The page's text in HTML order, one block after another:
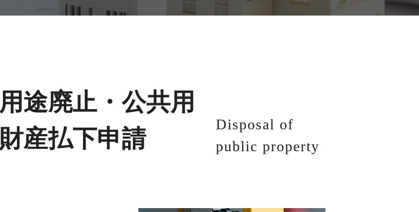
用途廃止・公共用
財産払下申請
Disposal of
public property